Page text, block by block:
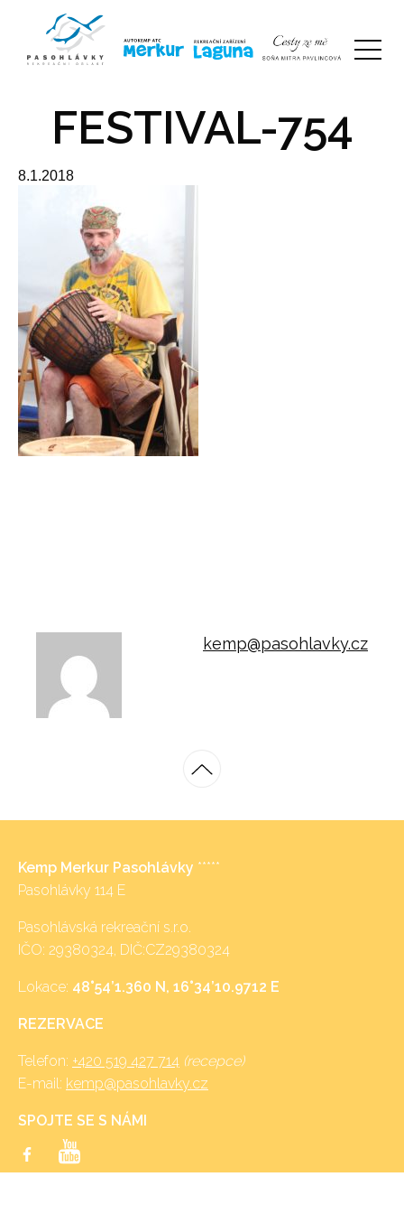
FESTIVAL-754
8.1.2018
kemp@pasohlavky.cz
Kemp Merkur Pasohlávky *****
Pasohlávky 114 E
Pasohlávská rekreační s.r.o.
IČO: 29380324, DIČ:CZ29380324
Lokace: 48°54’1.360 N, 16°34’10.9712 E
REZERVACE
Telefon: +420 519 427 714 (recepce)
E-mail: kemp@pasohlavky.cz
SPOJTE SE S NÁMI